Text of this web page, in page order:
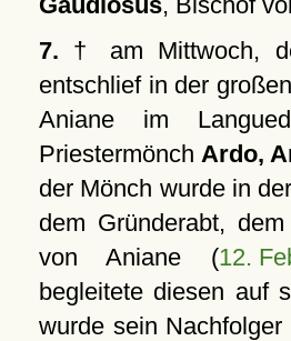
7. † am Mittwoch,
entschlief in der
Aniane im
Priestermönch Ardo,
der Mönch wurde in
dem Gründerabt,
von Aniane (12.
begleitete diesen auf
wurde sein